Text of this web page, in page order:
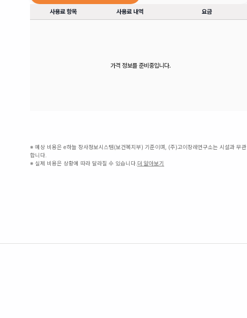
사용료 항목 사용료 내역 요금
가격 정보를 준비중입니다.
※ 예상 비용은 e하늘 장사정보시스템(보건복지부) 기준이며, (주)고이장례연구소는 시설과 무관
합니다.
※ 실제 비용은 상황에 따라 달라질 수 있습니다.더 알아보기